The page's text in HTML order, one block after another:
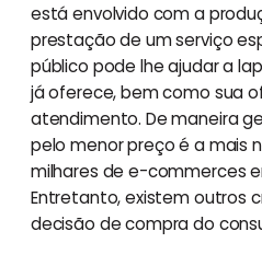
está envolvido com a
prestação de um serviço
público pode lhe ajudar a
já oferece, bem como sua
atendimento. De maneira
pelo menor preço é a mais
milhares de e-commerces
Entretanto, existem outros
decisão de compra do